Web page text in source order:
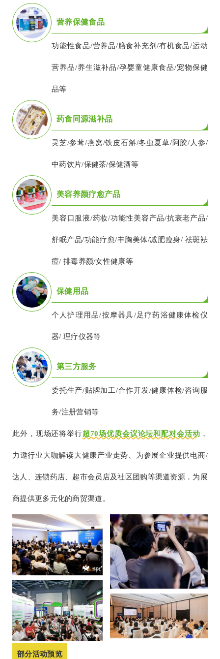
营养保健食品
功能性食品/营养品/膳食补充剂/有机食品/运动
营养品/养生滋补品/孕婴童健康食品/宠物保健
品等
药食同源滋补品
灵芝/参茸/燕窝/铁皮石斛/冬虫夏草/阿胶/人参/
中药饮片/保健茶/保健酒等
美容养颜疗愈产品
美容口服液/药妆/功能性美容产品/抗衰老产品/
舒眠产品/功能疗愈/丰胸美体/减肥瘦身/ 祛斑袪
痘/ 排毒养颜/女性健康等
保健用品
个人护理用品/按摩器具/足疗药浴健康体检仪
器/ 理疗仪器等
第三方服务
委托生产/贴牌加工/合作开发/健康体检/咨询服
务/注册营销等
此外，现场还将举行超70场优质会议论坛和配对会活动 ，
力邀行业大咖解读大健康产业走势、为参展企业提供电商/
达人、连锁药店、超市会员店及社区团购等渠道资源，为展
商提供更多元化的商贸渠道。
部分活动预览